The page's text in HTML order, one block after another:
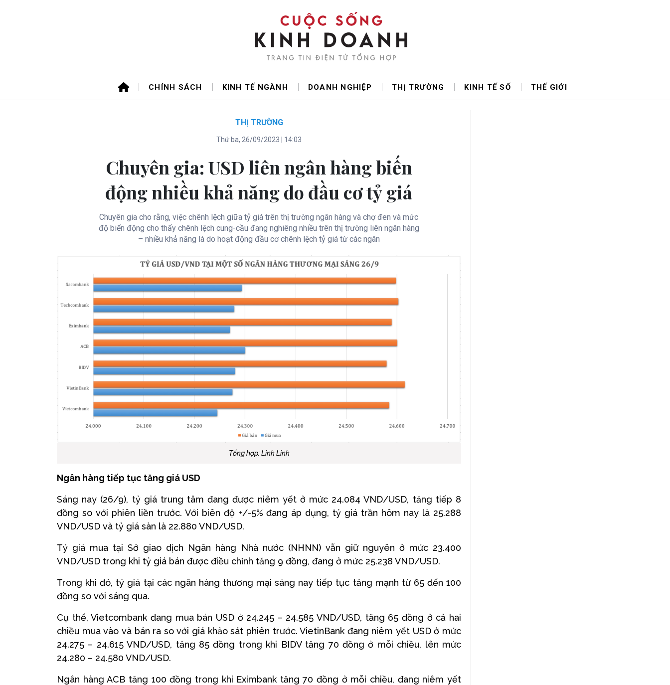
CHÍNH SÁCH KINH TẾ NGÀNH DOANH NGHIỆP THỊ TRƯỜNG KINH TẾ SỐ THẾ GIỚI
THỊ TRƯỜNG
Thứ ba, 26/09/2023 | 14:03
Chuyên gia: USD liên ngân hàng biến
động nhiều khả năng do đầu cơ tỷ giá
Chuyên gia cho rằng, việc chênh lệch giữa tỷ giá trên thị trường ngân hàng và chợ đen và mức
độ biến động cho thấy chênh lệch cung-cầu đang nghiêng nhiều trên thị trường liên ngân hàng
– nhiều khả năng là do hoạt động đầu cơ chênh lệch tỷ giá từ các ngân
Tổng hợp: Linh Linh
Ngân hàng tiếp tục tăng giá USD
Sáng nay (26/9), tỷ giá trung tâm đang được niêm yết ở mức 24.084 VND/USD, tăng tiếp 8
đồng so với phiên liền trước. Với biên độ +/-5% đang áp dụng, tỷ giá trần hôm nay là 25.288
VND/USD và tỷ giá sàn là 22.880 VND/USD.
Tỷ giá mua tại Sở giao dịch Ngân hàng Nhà nước (NHNN) vẫn giữ nguyên ở mức 23.400
VND/USD trong khi tỷ giá bán được điều chỉnh tăng 9 đồng, đang ở mức 25.238 VND/USD.
Trong khi đó, tỷ giá tại các ngân hàng thương mại sáng nay tiếp tục tăng mạnh từ 65 đến 100
đồng so với sáng qua.
Cụ thể, Vietcombank đang mua bán USD ở 24.245 – 24.585 VND/USD, tăng 65 đồng ở cả hai
chiều mua vào và bán ra so với giá khảo sát phiên trước. VietinBank đang niêm yết USD ở mức
24.275 – 24.615 VND/USD, tăng 85 đồng trong khi BIDV tăng 70 đồng ở mỗi chiều, lên mức
24.280 – 24.580 VND/USD.
Ngân hàng ACB tăng 100 đồng trong khi Eximbank tăng 70 đồng ở mỗi chiều, đang niêm yết